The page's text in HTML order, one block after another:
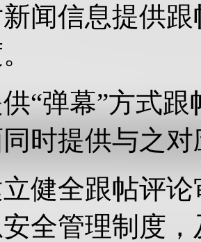
新闻信息提供
供“弹幕”方式
时提供与之
立健全跟帖评
全管理制度